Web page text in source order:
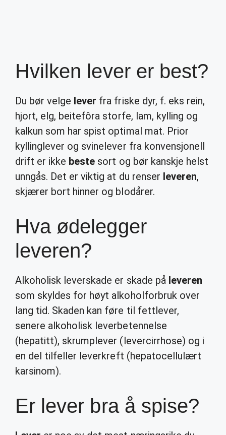
Hvilken lever er best?
Du bør velge lever fra friske dyr, f. eks rein,
hjort, elg, beitefôra storfe, lam, kylling og
kalkun som har spist optimal mat. Prior
kyllinglever og svinelever fra konvensjonell
drift er ikke beste sort og bør kanskje helst
unngås. Det er viktig at du renser leveren,
skjærer bort hinner og blodårer.
Hva ødelegger
leveren?
Alkoholisk leverskade er skade på leveren
som skyldes for høyt alkoholforbruk over
lang tid. Skaden kan føre til fettlever,
senere alkoholisk leverbetennelse
(hepatitt), skrumplever (levercirrhose) og i
en del tilfeller leverkreft (hepatocellulært
karsinom).
Er lever bra å spise?